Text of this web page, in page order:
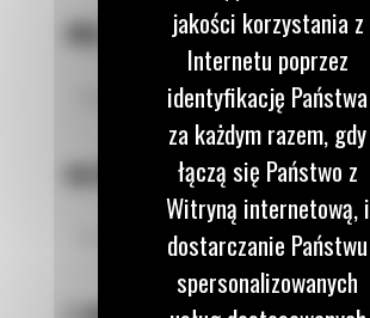
IMIĘ
NAZWISKO *
jakości korzystania z
Internetu poprzez
identyfikację Państwa
za każdym razem, gdy
łączą się Państwo z
Witryną internetową, i
dostarczanie Państwu
spersonalizowanych